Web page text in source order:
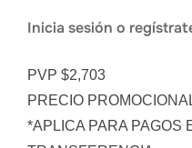
Inicia sesión o
PVP $2,703
PRECIO
*APLICA PARA PAGOS